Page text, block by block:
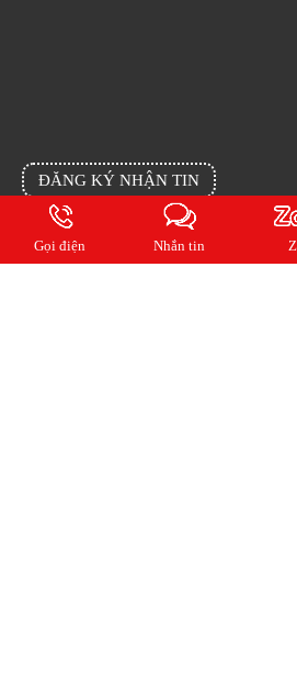
ĐĂNG KÝ NHẬN TIN
Đăng ký email của bạn cho chúng tôi để cập
Gọi điện Nhắn tin